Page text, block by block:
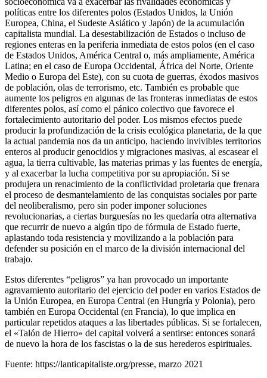
políticas entre los diferentes polos (Estados Unidos, la Unión
Europea, China, el Sudeste Asiático y Japón) de la acumulación
capitalista mundial. La desestabilización de Estados o incluso de
regiones enteras en la periferia inmediata de estos polos (en el caso
de Estados Unidos, América Central o, más ampliamente, América
Latina; en el caso de Europa Occidental, África del Norte, Oriente
Medio o Europa del Este), con su cuota de guerras, éxodos masivos
de población, olas de terrorismo, etc. También es probable que
aumente los peligros en algunas de las fronteras inmediatas de estos
diferentes polos, así como el pánico colectivo que favorece el
fortalecimiento autoritario del poder. Los mismos efectos puede
producir la profundización de la crisis ecológica planetaria, de la que
la actual pandemia nos da un anticipo, haciendo invivibles territorios
enteros al producir genocidios y migraciones masivas, al escasear el
agua, la tierra cultivable, las materias primas y las fuentes de energía,
y al exacerbar la lucha competitiva por su apropiación. Si se
produjera un renacimiento de la conflictividad proletaria que frenara
el proceso de desmantelamiento de las conquistas sociales por parte
del neoliberalismo, pero sin poder imponer soluciones
revolucionarias, a ciertas burguesías no les quedaría otra alternativa
que recurrir de nuevo a algún tipo de fórmula de Estado fuerte,
aplastando toda resistencia y movilizando a la población para
defender su posición en el marco de la división internacional del
trabajo.
Estos diferentes “peligros” ya han provocado un importante
agravamiento autoritario del ejercicio del poder en varios Estados de
la Unión Europea, en Europa Central (en Hungría y Polonia), pero
también en Europa Occidental (en Francia), lo que implica en
particular repetidos ataques a las libertades públicas. Si se fortalecen,
el «Talón de Hierro» del capital volverá a sentirse: entonces sonará
de nuevo la hora de los fascistas o la de sus herederos espirituales.
Fuente: https://lanticapitaliste.org/presse, marzo 2021